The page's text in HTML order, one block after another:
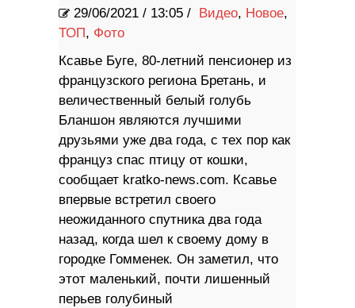
29/06/2021 / 13:05 / Видео, Новое,
ТОП, Фото
Ксавье Буге, 80-летний пенсионер из
французского региона Бретань, и
величественный белый голубь
Бланшон являются лучшими
друзьями уже два года, с тех пор как
француз спас птицу от кошки,
сообщает kratko-news.com. Ксавье
впервые встретил своего
неожиданного спутника два года
назад, когда шел к своему дому в
городке Гомменек. Он заметил, что
этот маленький, почти лишенный
перьев голубиный